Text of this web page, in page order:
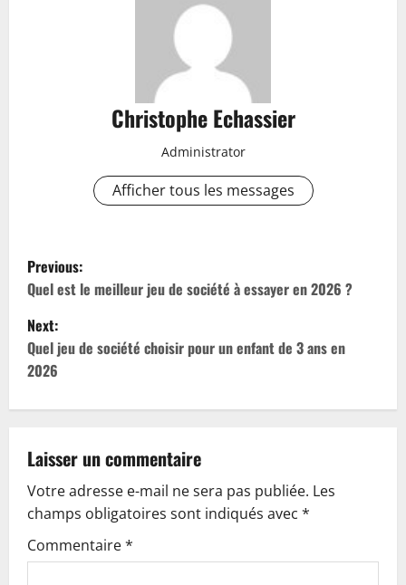
Christophe Echassier
Administrator
Afficher tous les messages
P
o
s
t
n
a
v
i
g
Previous:
Quel est le meilleur jeu de société à essayer en 2026 ?
Next:
Quel jeu de société choisir pour un enfant de 3 ans en
2026
Laisser un commentaire
Votre adresse e-mail ne sera pas publiée. Les
champs obligatoires sont indiqués avec *
Commentaire*